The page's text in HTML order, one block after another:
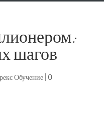
шагов
Обучение| 0